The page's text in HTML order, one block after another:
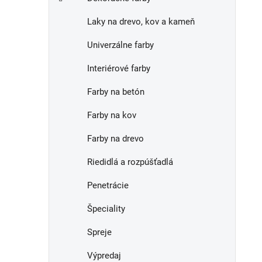
Laky na drevo, kov a kameň
Univerzálne farby
Interiérové farby
Farby na betón
Farby na kov
Farby na drevo
Riedidlá a rozpúšťadlá
Penetrácie
Špeciality
Spreje
Výpredaj